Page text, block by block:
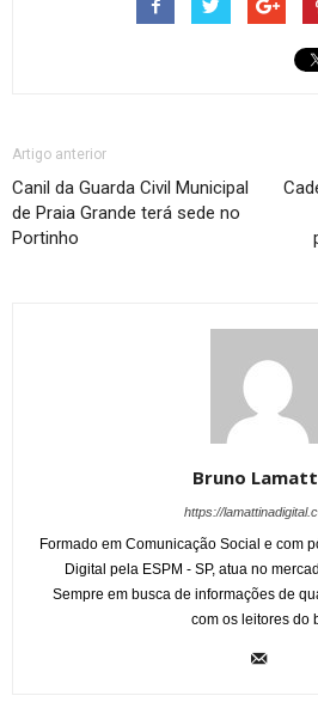
Artigo anterior
Canil da Guarda Civil Municipal
de Praia Grande terá sede no
Portinho
Bruno
https://
Formado em Comunicação Social e com
Digital pela ESPM - SP, atua no
Sempre em busca de informações de
com os leitores do